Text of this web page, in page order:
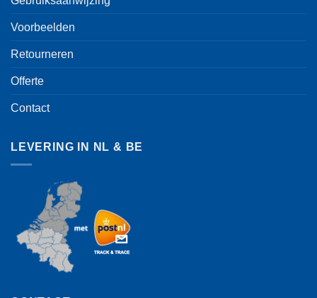
Voorbeelden
Retourneren
Offerte
Contact
LEVERING IN NL & BE